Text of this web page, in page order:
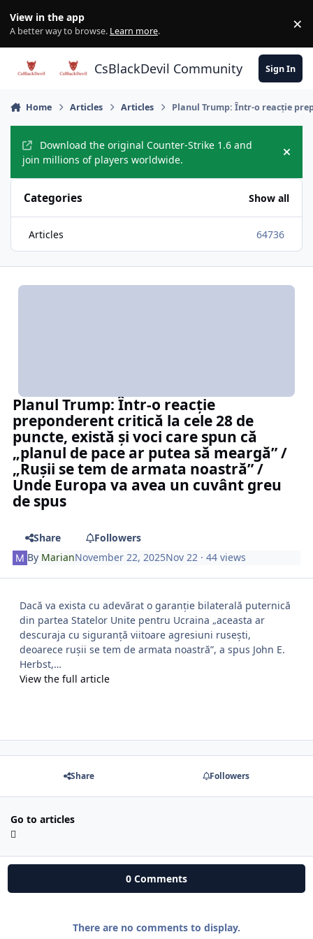
View in the app
A better way to browse. Learn more. ×
CsBlackDevil Community Sign In
Home Articles Articles Planul Trump: Într-o reacție
Download the original Counter-Strike 1.6 and
join millions of players worldwide.
Hide
Categories Show all
Articles 64736
Planul Trump: Într-o reacție
preponderent critică la cele 28 de
puncte, există și voci care spun că
„planul de pace ar putea să meargă” /
„Rușii se tem de armata noastră” /
Unde Europa va avea un cuvânt greu
de spus
Share
Followers
By MarianNovember 22, 2025Nov 22 · 44 views
Dacă va exista cu adevărat o garanție bilaterală puternică
din partea Statelor Unite pentru Ucraina „aceasta ar
descuraja cu siguranță viitoare agresiuni rusești,
deoarece rușii se tem de armata noastră”, a spus John E.
Herbst,…
View the full article
Share Followers
Go to articles
0 Comments
There are no comments to display.